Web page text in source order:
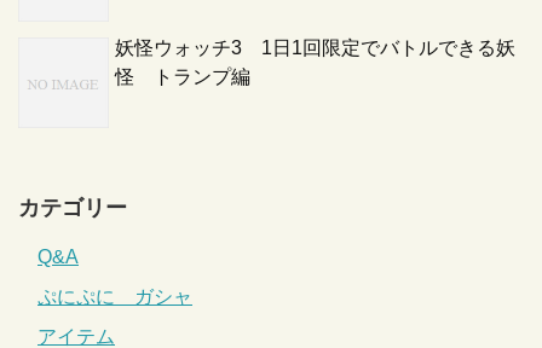
妖怪ウォッチ3 1日1回限定でバトルできる妖
怪 トランプ編
カテゴリー
Q&A
ぷにぷに ガシャ
アイテム